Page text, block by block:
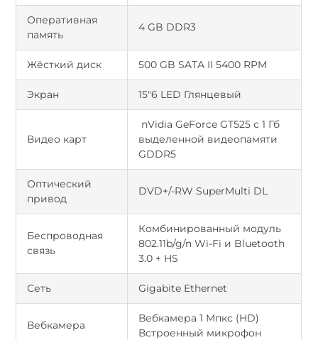
Оперативная
память
4 GB DDR3
Жёсткий диск 500 GB SATA II 5400 RPM
Экран 15"6 LED Глянцевый
Видео карт
nVidia GeForce GT525 с 1 Гб
выделенной видеопамяти
GDDR5
Оптический
привод
DVD+/-RW SuperMulti DL
Беспроводная
связь
Комбинированный модуль
802.11b/g/n Wi-Fi и Bluetooth
3.0 + HS
Сеть Gigabite Ethernet
Вебкамера
Вебкамера 1 Мпкс (HD)
Встроенный микрофон